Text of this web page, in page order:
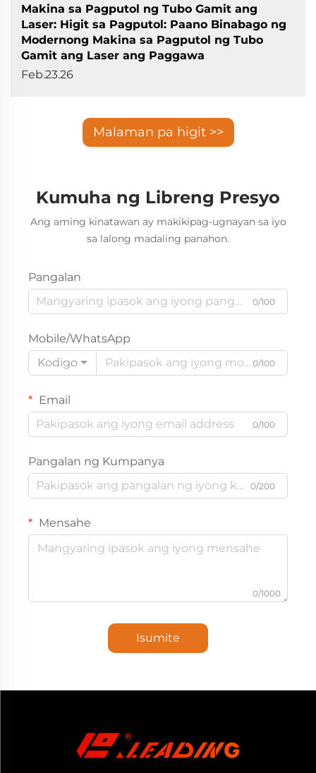
Makina sa Pagputol ng Tubo Gamit ang
Laser: Higit sa Pagputol: Paano Binabago ng
Modernong Makina sa Pagputol ng Tubo
Gamit ang Laser ang Paggawa
Feb.23.26
Malaman pa higit >>
Kumuha ng Libreng Presyo
Ang aming kinatawan ay makikipag-ugnayan sa iyo
sa lalong madaling panahon.
Pangalan
0/100
Mobile/WhatsApp
Kodigo
0/100
Email
0/100
Pangalan ng Kumpanya
0/200
Mensahe
0/1000
Isumite